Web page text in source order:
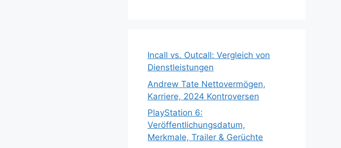
Incall vs. Outcall: Vergleich von
Dienstleistungen
Andrew Tate Nettovermögen,
Karriere, 2024 Kontroversen
PlayStation 6:
Veröffentlichungsdatum,
Merkmale, Trailer & Gerüchte